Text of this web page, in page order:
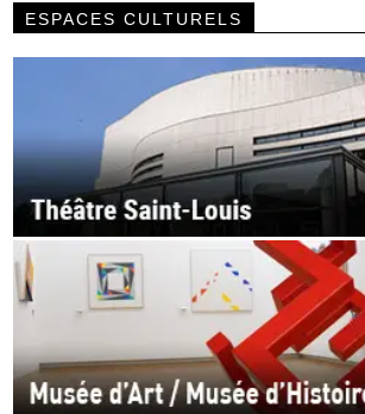
ESPACES CULTURELS